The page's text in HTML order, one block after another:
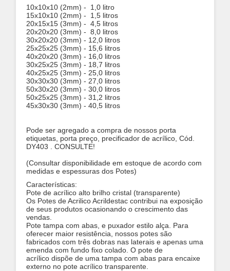
10x10x10 (2mm) - 1,0 litro
15x10x10 (2mm) - 1,5 litros
20x15x15 (3mm) - 4,5 litros
20x20x20 (3mm) - 8,0 litros
30x20x20 (3mm) - 12,0 litros
25x25x25 (3mm) - 15,6 litros
40x20x20 (3mm) - 16,0 litros
30x25x25 (3mm) - 18,7 litros
40x25x25 (3mm) - 25,0 litros
30x30x30 (3mm) - 27,0 litros
50x30x20 (3mm) - 30,0 litros
50x25x25 (3mm) - 31,2 litros
45x30x30 (3mm) - 40,5 litros
Pode ser agregado a compra de nossos porta
etiquetas, porta preço, precificador de acrílico, Cód.
DY403 . CONSULTE!
(Consultar disponibilidade em estoque de acordo com
medidas e espessuras dos Potes)
Características:
Pote de acrílico alto brilho cristal (transparente)
Os Potes de Acrilico Acrildestac contribui na exposição
de seus produtos ocasionando o crescimento das
vendas.
Pote tampa com abas, e puxador estilo alça. Para
oferecer maior resistência, nossos potes são
fabricados com três dobras nas laterais e apenas uma
emenda com fundo fixo colado. O pote de
acrílico dispõe de uma tampa com abas para encaixe
externo no pote acrílico transparente.